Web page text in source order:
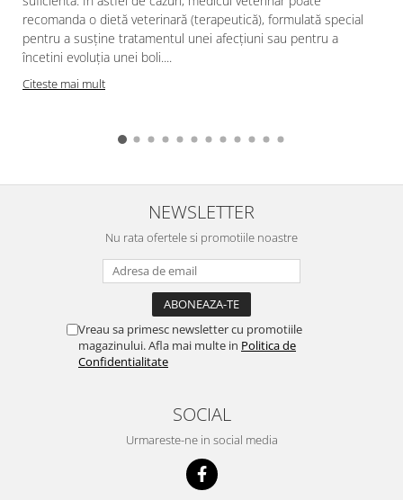
recomanda o dietă veterinară (terapeutică), formulată special
pentru a susține tratamentul unei afecțiuni sau pentru a
încetini evoluția unei boli....
Citeste mai mult
NEWSLETTER
Nu rata ofertele si promotiile noastre
Vreau sa primesc newsletter cu promotiile
magazinului. Afla mai multe in Politica de
Confidentialitate
SOCIAL
Urmareste-ne in social media